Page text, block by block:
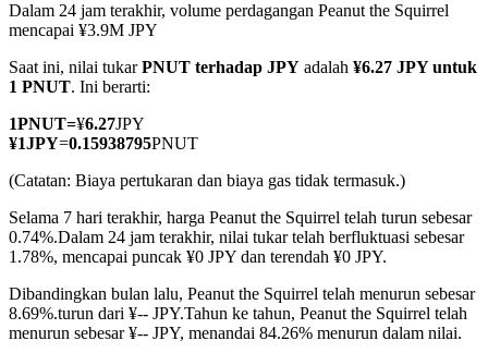
TradFi
Derivatif saham, forex, logam mulia, dan komoditas
USDC Berjangka
Kontrak berjangka menggunakan USDC sebagai jaminannya
Dalam 24 jam terakhir, volume perdagangan Peanut the Squirrel
mencapai ¥3.9M JPY
Saat ini, nilai tukarPNUT terhadap JPY adalah ¥6.27 JPY untuk
1 PNUT. Ini berarti:
1PNUT=¥6.27JPY
¥1JPY=0.15938795PNUT
(Catatan: Biaya pertukaran dan biaya gas tidak termasuk.)
Selama 7 hari terakhir, harga Peanut the Squirrel telah turun sebesar
0.74%.Dalam 24 jam terakhir, nilai tukar telah berfluktuasi sebesar
1.78%, mencapai puncak ¥0 JPY dan terendah ¥0 JPY.
Dibandingkan bulan lalu, Peanut the Squirrel telah menurun sebesar
8.69%.turun dari ¥-- JPY.Tahun ke tahun, Peanut the Squirrel telah
menurun sebesar ¥-- JPY, menandai 84.26% menurun dalam nilai.